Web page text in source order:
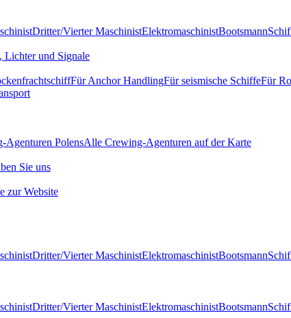
Dritter/Vierter MaschinistElektromaschinistBootsmann
und Signale
Für Anchor HandlingFür seismische SchiffeFür
Agenturen PolensAlle Crewing-Agenturen auf der Karte
Sie uns
zur Website
Dritter/Vierter MaschinistElektromaschinistBootsmann
Dritter/Vierter MaschinistElektromaschinistBootsmann